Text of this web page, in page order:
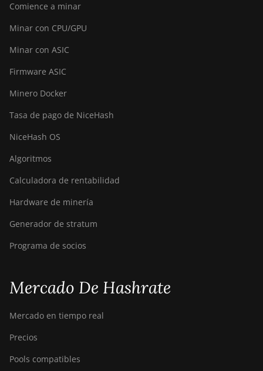
Comience a minar
Minar con CPU/GPU
Minar con ASIC
Firmware ASIC
Minero Docker
Tasa de pago de NiceHash
NiceHash OS
Algoritmos
Calculadora de rentabilidad
Hardware de minería
Generador de stratum
Programa de socios
Mercado De Hashrate
Mercado en tiempo real
Precios
Pools compatibles